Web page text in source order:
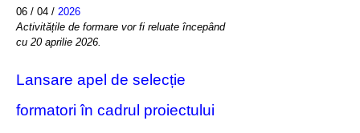
06 / 04 / 2026
Activitățile de formare vor fi reluate începând
cu 20 aprilie 2026.
Lansare apel de selecție
formatori în cadrul proiectului